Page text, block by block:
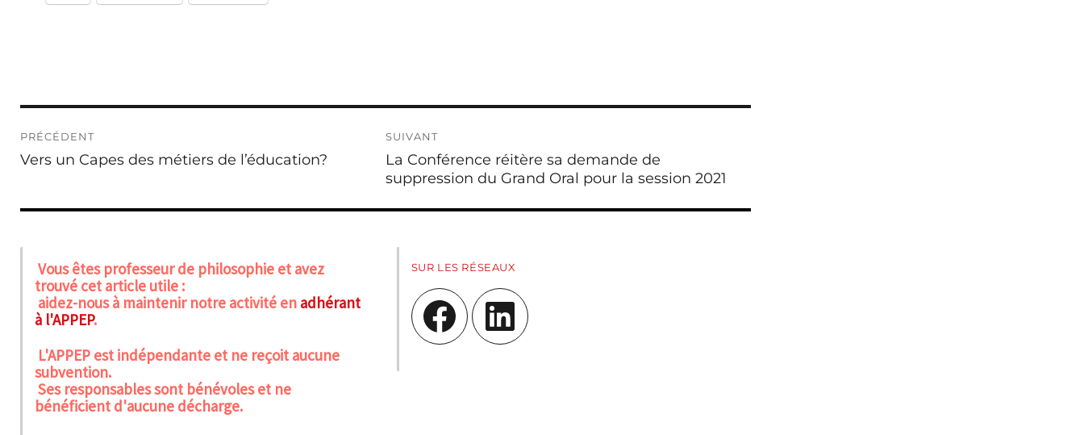
de
l’article
PRÉCÉDENT
Publication
Vers un Capes des métiers de l’éducation?
SUIVANT
Publication
suivante :
La Conférence réitère sa demande de
suppression du Grand Oral pour la session 2021
Vous êtes professeur de philosophie et avez
trouvé cet article utile :
aidez-nous à maintenir notre activité en adhérant
à l'APPEP.
L'APPEP est indépendante et ne reçoit aucune
subvention.
Ses responsables sont bénévoles et ne
bénéficient d'aucune décharge.
SUR LES RÉSEAUX
Facebook LinkedIn